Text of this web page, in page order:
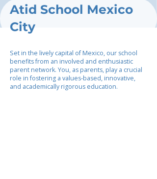
Atid School Mexico
City
Set in the lively capital of Mexico, our school
benefits from an involved and enthusiastic
parent network. You, as parents, play a crucial
role in fostering a values-based, innovative,
and academically rigorous education.